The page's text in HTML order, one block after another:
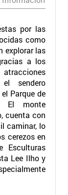
por las
como
explorar las
a los
sendero
Parque de
El monte
cuenta con
caminar, lo
cerezos en
Esculturas
Lee Ilho y